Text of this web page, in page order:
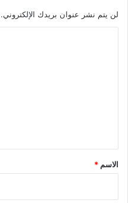
لن يتم نشر عنوان بريدك الإلكتروني.
*
الاسم *